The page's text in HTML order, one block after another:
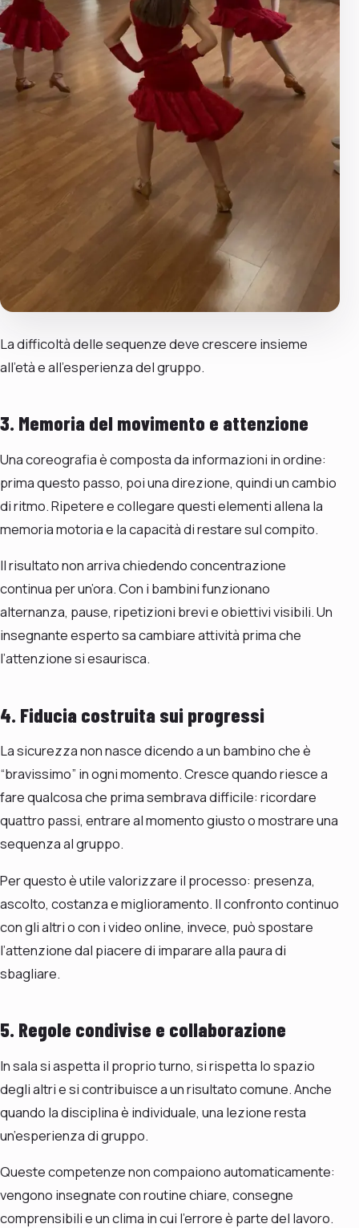
La difficoltà delle sequenze deve crescere insieme
all’età e all’esperienza del gruppo.
3. Memoria del movimento e attenzione
Una coreografia è composta da informazioni in ordine:
prima questo passo, poi una direzione, quindi un cambio
di ritmo. Ripetere e collegare questi elementi allena la
memoria motoria e la capacità di restare sul compito.
Il risultato non arriva chiedendo concentrazione
continua per un’ora. Con i bambini funzionano
alternanza, pause, ripetizioni brevi e obiettivi visibili. Un
insegnante esperto sa cambiare attività prima che
l’attenzione si esaurisca.
4. Fiducia costruita sui progressi
La sicurezza non nasce dicendo a un bambino che è
“bravissimo” in ogni momento. Cresce quando riesce a
fare qualcosa che prima sembrava difficile: ricordare
quattro passi, entrare al momento giusto o mostrare una
sequenza al gruppo.
Per questo è utile valorizzare il processo: presenza,
ascolto, costanza e miglioramento. Il confronto continuo
con gli altri o con i video online, invece, può spostare
l’attenzione dal piacere di imparare alla paura di
sbagliare.
5. Regole condivise e collaborazione
In sala si aspetta il proprio turno, si rispetta lo spazio
degli altri e si contribuisce a un risultato comune. Anche
quando la disciplina è individuale, una lezione resta
un’esperienza di gruppo.
Queste competenze non compaiono automaticamente:
vengono insegnate con routine chiare, consegne
comprensibili e un clima in cui l’errore è parte del lavoro.